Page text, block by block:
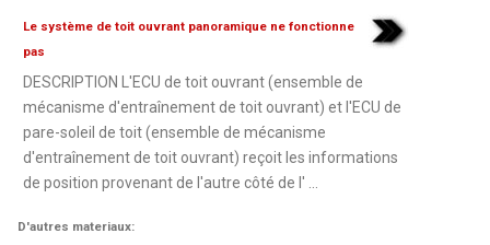
Le système de toit ouvrant panoramique ne fonctionne
pas
DESCRIPTION L'ECU de toit ouvrant (ensemble de
mécanisme d'entraînement de toit ouvrant) et l'ECU de
pare-soleil de toit (ensemble de mécanisme
d'entraînement de toit ouvrant) reçoit les informations
de position provenant de l'autre côté de l' ...
D'autres materiaux: